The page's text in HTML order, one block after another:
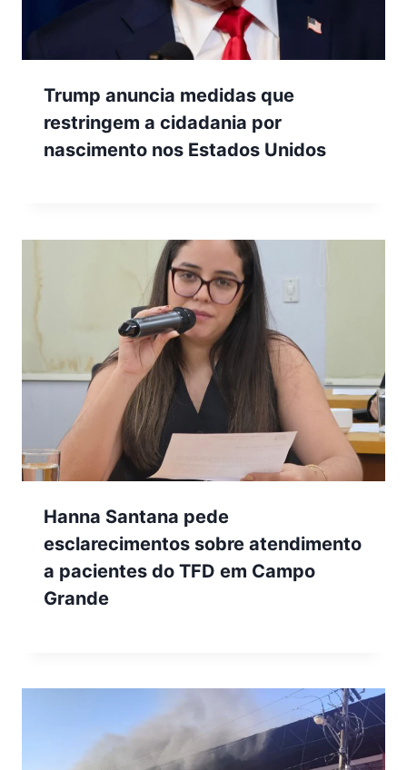
Trump anuncia medidas que
restringem a cidadania por
nascimento nos Estados Unidos
Hanna Santana pede
esclarecimentos sobre atendimento
a pacientes do TFD em Campo
Grande